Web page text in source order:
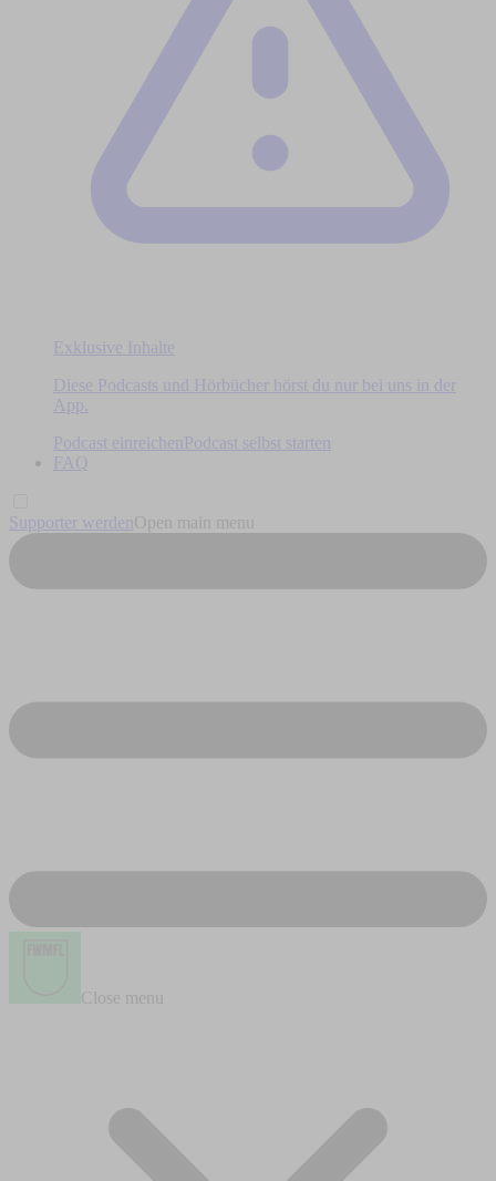
Exklusive Inhalte
Diese Podcasts und Hörbücher hörst du nur bei uns in der
App.
Podcast einreichen
Podcast selbst starten
FAQ
Supporter werden Open main menu
Close menu